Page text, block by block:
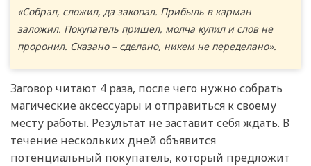
«Собрал, сложил, да закопал. Прибыль в карман
заложил. Покупатель пришел, молча купил и слов не
проронил. Сказано – сделано, никем не переделано».
Заговор читают 4 раза, после чего нужно собрать
магические аксессуары и отправиться к своему
месту работы. Результат не заставит себя ждать. В
течение нескольких дней объявится
потенциальный покупатель, который предложит